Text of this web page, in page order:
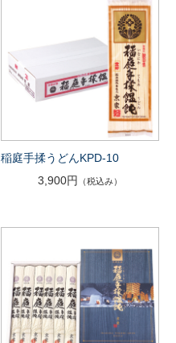
稲庭手揉うどんKPD-10
3,900円
（税込み）